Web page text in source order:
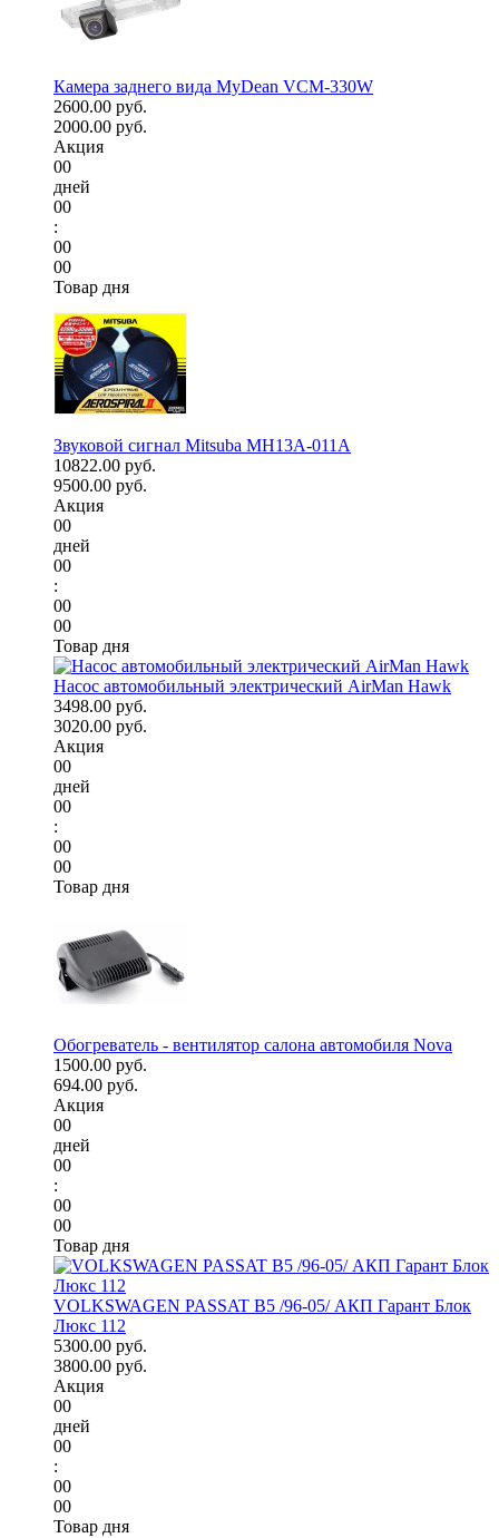
Камера заднего вида MyDean VCM-330W
2600.00 руб.
2000.00 руб.
Акция
00
дней
00
:
00
00
Товар дня
Звуковой сигнал Mitsuba MH13A-011A
10822.00 руб.
9500.00 руб.
Акция
00
дней
00
:
00
00
Товар дня
Насос автомобильный электрический AirMan Hawk
3498.00 руб.
3020.00 руб.
Акция
00
дней
00
:
00
00
Товар дня
Обогреватель - вентилятор салона автомобиля Nova
1500.00 руб.
694.00 руб.
Акция
00
дней
00
:
00
00
Товар дня
VOLKSWAGEN PASSAT B5 /96-05/ АКП Гарант Блок
Люкс 112
5300.00 руб.
3800.00 руб.
Акция
00
дней
00
:
00
00
Товар дня